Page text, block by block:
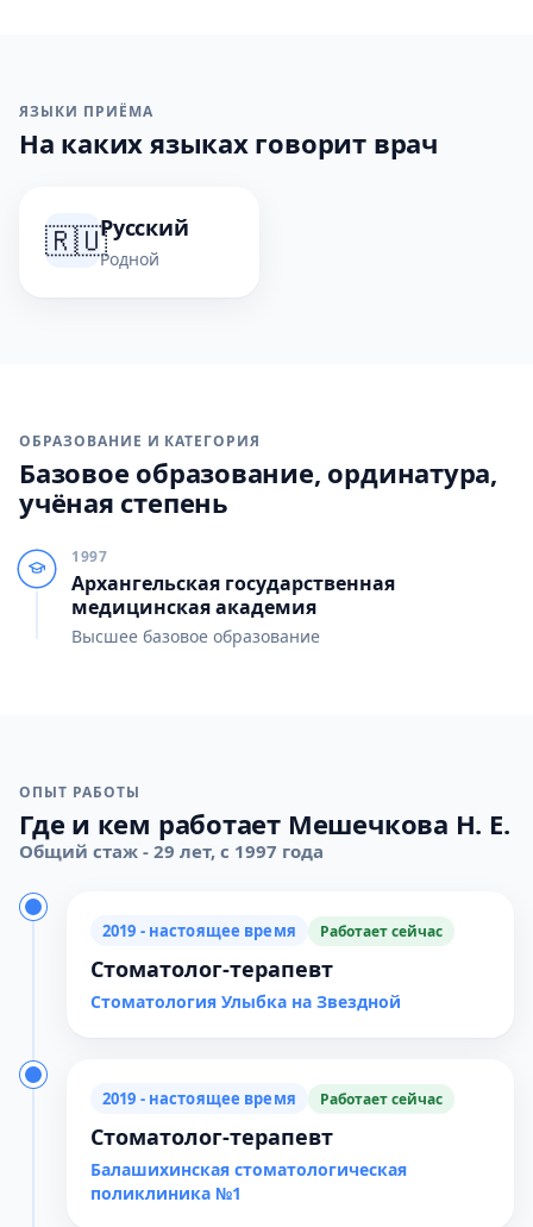
ЯЗЫКИ ПРИЁМА
На каких языках говорит врач
🇷🇺Русский
Родной
ОБРАЗОВАНИЕ И КАТЕГОРИЯ
Базовое образование, ординатура,
учёная степень
1997
Архангельская государственная
медицинская академия
Высшее базовое образование
ОПЫТ РАБОТЫ
Где и кем работает Мешечкова Н. Е.
Общий стаж - 29 лет, с 1997 года
2019 - настоящее время Работает сейчас
Стоматолог-терапевт
Стоматология Улыбка на Звездной
2019 - настоящее время Работает сейчас
Стоматолог-терапевт
Балашихинская стоматологическая
поликлиника №1